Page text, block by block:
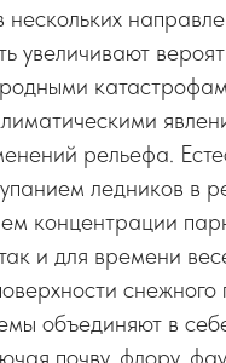
увеличивают
рельефа.
ледников в
концентрации
и для времени
объединяют в
почву, флору,